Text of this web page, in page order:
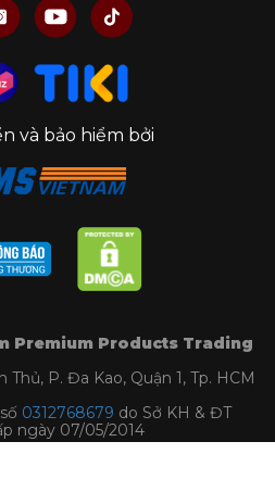
và bảo hiểm bởi
Premium Products Trading
P. Đa Kao, Quận 1, Tp. HCM
0312768679 do Sở KH & ĐT
ngày 07/05/2014